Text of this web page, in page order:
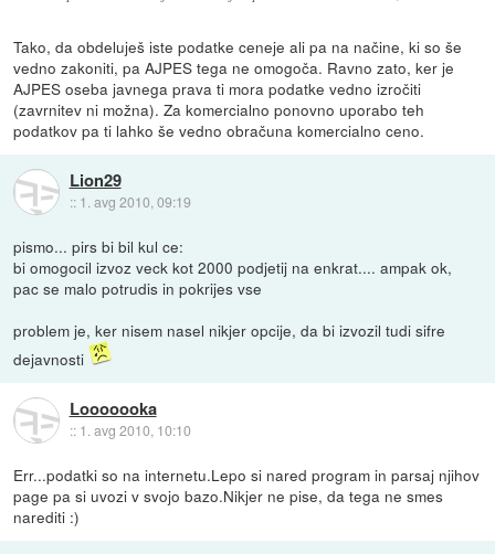
Tako, da obdeluješ iste podatke ceneje ali pa na načine, ki so še
vedno zakoniti, pa AJPES tega ne omogoča. Ravno zato, ker je
AJPES oseba javnega prava ti mora podatke vedno izročiti
(zavrnitev ni možna). Za komercialno ponovno uporabo teh
podatkov pa ti lahko še vedno obračuna komercialno ceno.
Lion29
:: 1. avg 2010, 09:19
pismo... pirs bi bil kul ce:
bi omogocil izvoz veck kot 2000 podjetij na enkrat.... ampak ok,
pac se malo potrudis in pokrijes vse
problem je, ker nisem nasel nikjer opcije, da bi izvozil tudi sifre
dejavnosti
Looooooka
:: 1. avg 2010, 10:10
Err...podatki so na internetu.Lepo si nared program in parsaj njihov
page pa si uvozi v svojo bazo.Nikjer ne pise, da tega ne smes
narediti :)